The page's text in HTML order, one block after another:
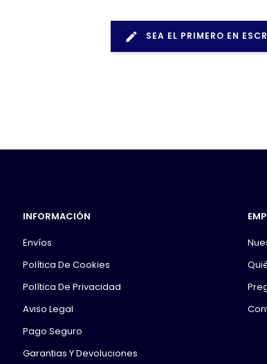
SEA EL PRIMERO EN
INFORMACIÓN
Envíos
Política De Cookies
Política De Privacidad
Aviso Legal
Pago Seguro
Garantias Y Devoluciones